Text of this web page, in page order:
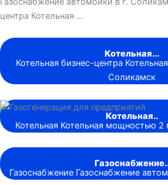
центра Котельная …
Котельная...
Котельная бизнес-центра
Соликамск
Котельная..
Котельная Котельная мощностью
Газоснабжение Газоснабжение